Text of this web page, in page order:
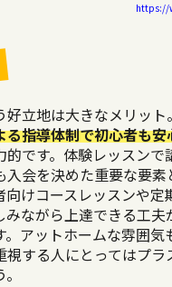
https://
立地は大きなメリット。
る指導体制で初心者も安
的です。体験レッスンで
入会を決めた重要な要素
向けコースレッスンや定
みながら上達できる工夫
。アットホームな雰囲気
視する人にとってはプラ